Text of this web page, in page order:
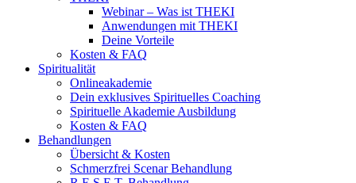
Webinar – Was ist THEKI
Anwendungen mit THEKI
Deine Vorteile
Kosten & FAQ
Spiritualität
Onlineakademie
Dein exklusives Spirituelles Coaching
Spirituelle Akademie Ausbildung
Kosten & FAQ
Behandlungen
Übersicht & Kosten
Schmerzfrei Scenar Behandlung